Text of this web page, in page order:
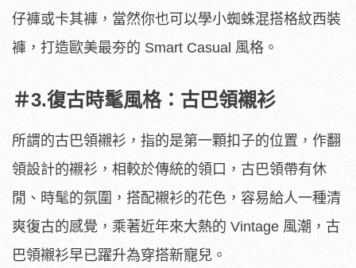
仔褲或卡其褲，當然你也可以學小蜘蛛混搭格紋西裝
褲，打造歐美最夯的 Smart Casual 風格。
＃3.復古時髦風格：古巴領襯衫
所謂的古巴領襯衫，指的是第一顆扣子的位置，作翻
領設計的襯衫，相較於傳統的領口，古巴領帶有休
閒、時髦的氛圍，搭配襯衫的花色，容易給人一種清
爽復古的感覺，乘著近年來大熱的 Vintage 風潮，古
巴領襯衫早已躍升為穿搭新寵兒。